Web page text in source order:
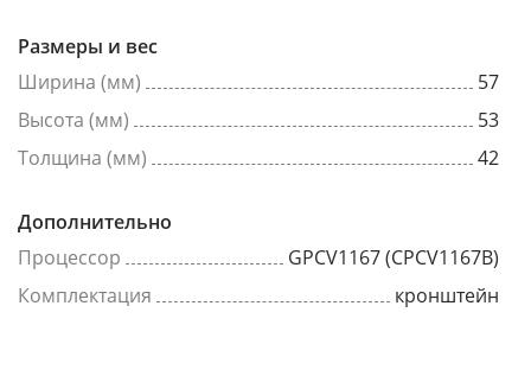
Размеры и вес
Ширина (мм)
57
Высота (мм)
53
Толщина (мм)
42
Дополнительно
Процессор
GPCV1167 (CPCV1167B)
Комплектация
кронштейн